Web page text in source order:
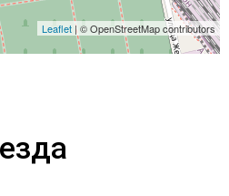
изделия
Leaflet | © OpenStreetMap contributors